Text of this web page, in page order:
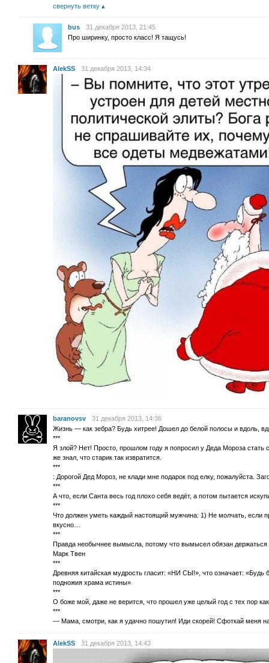
свернуть ветку
bus
31 декабря 2013, 21:45
Про ширинку, просто класс! Я тащусь!
AlekSS 31 декабря 2013, 14:34
baranovsv
31 декабря 2013, 14:36
Жизнь — как зебра? Будь хитрее! Дошел до белой полосы и вдоль,
***
Я злой? Нет! Просто, прошлом году я попросил у Деда Мороза
же знал, что старик так извратится.
***
: Дорогой Дед Мороз, не клади мне подарок под елку, пожалуйста.
***
А что, если Санта весь год плохо себя ведёт, а потом пытается
***
Что должен уметь каждый настоящий мужчина: 1) Не молчать, если
вкусно…
***
Правда необычнее вымысла, потому что вымысел обязан
Марк Твен
***
Древняя китайская мудрость гласит: «НИ СЫ!», что означает: «Будь
подножия храма истины»
***
О боже мой, даже не верится, что прошел уже целый год с тех пор
***
— Мама, смотри, как я удачно пошутил! Иди скорей! Сфоткай меня
AlekSS 31 декабря 2013, 14:43